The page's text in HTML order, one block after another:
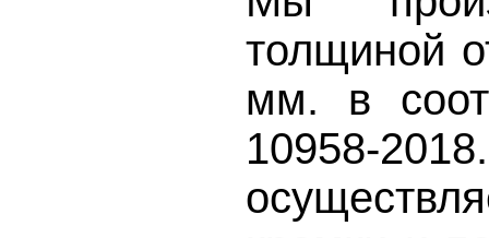
толщиной
мм. в
10958-